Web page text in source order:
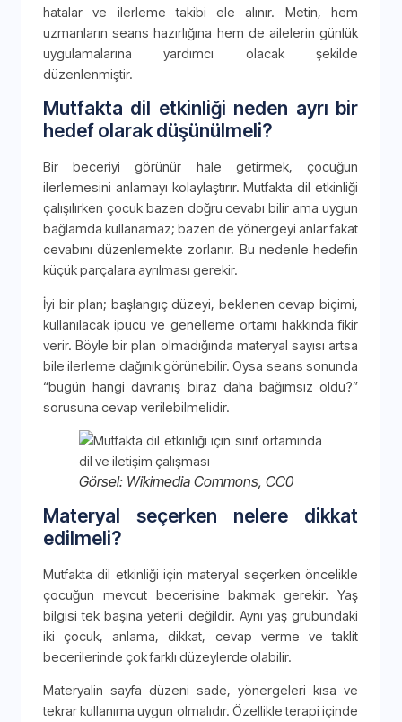
hatalar ve ilerleme takibi ele alınır. Metin, hem
uzmanların seans hazırlığına hem de ailelerin günlük
uygulamalarına yardımcı olacak şekilde
düzenlenmiştir.
Mutfakta dil etkinliği neden ayrı bir
hedef olarak düşünülmeli?
Bir beceriyi görünür hale getirmek, çocuğun
ilerlemesini anlamayı kolaylaştırır. Mutfakta dil etkinliği
çalışılırken çocuk bazen doğru cevabı bilir ama uygun
bağlamda kullanamaz; bazen de yönergeyi anlar fakat
cevabını düzenlemekte zorlanır. Bu nedenle hedefin
küçük parçalara ayrılması gerekir.
İyi bir plan; başlangıç düzeyi, beklenen cevap biçimi,
kullanılacak ipucu ve genelleme ortamı hakkında fikir
verir. Böyle bir plan olmadığında materyal sayısı artsa
bile ilerleme dağınık görünebilir. Oysa seans sonunda
“bugün hangi davranış biraz daha bağımsız oldu?”
sorusuna cevap verilebilmelidir.
Görsel: Wikimedia Commons, CC0
Materyal seçerken nelere dikkat
edilmeli?
Mutfakta dil etkinliği için materyal seçerken öncelikle
çocuğun mevcut becerisine bakmak gerekir. Yaş
bilgisi tek başına yeterli değildir. Aynı yaş grubundaki
iki çocuk, anlama, dikkat, cevap verme ve taklit
becerilerinde çok farklı düzeylerde olabilir.
Materyalin sayfa düzeni sade, yönergeleri kısa ve
tekrar kullanıma uygun olmalıdır. Özellikle terapi içinde